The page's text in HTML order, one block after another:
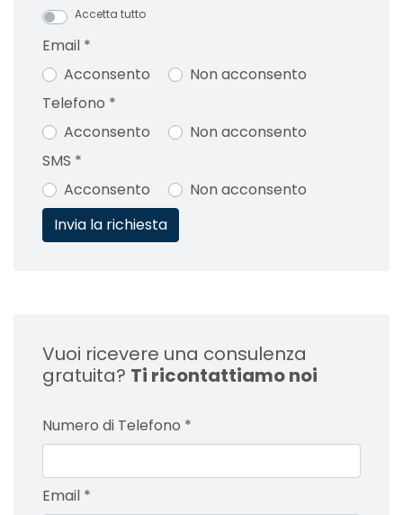
Accetta tutto
Email *
Acconsento
Non acconsento
Telefono *
Acconsento
Non acconsento
SMS *
Acconsento
Non acconsento
Vuoi ricevere una consulenza
gratuita? Ti ricontattiamo noi
Numero di Telefono *
Email *